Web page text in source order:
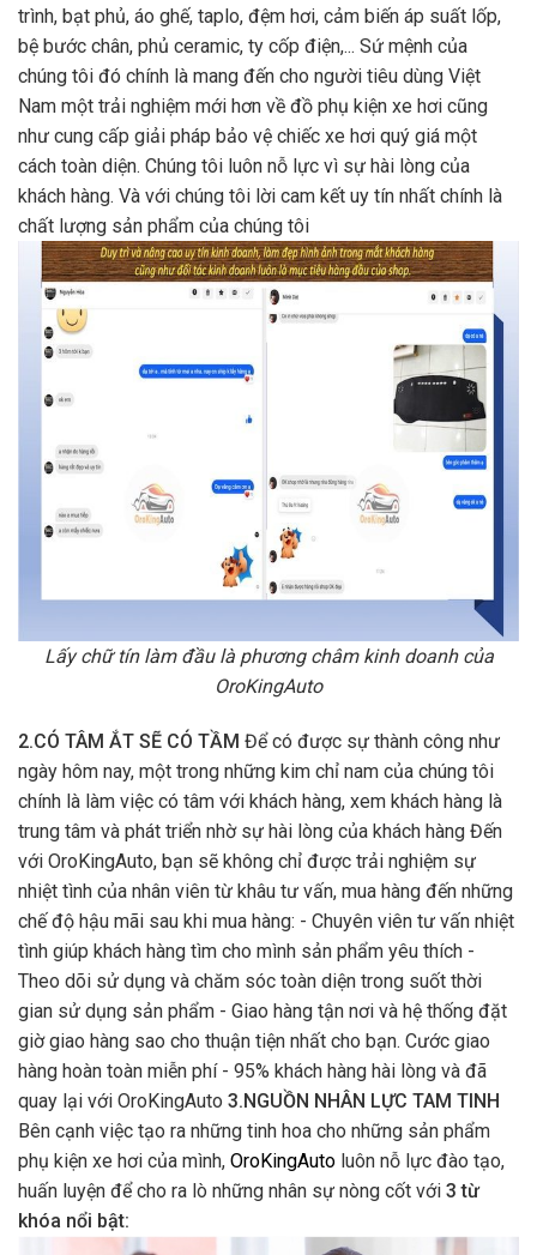
trình, bạt phủ, áo ghế, taplo, đệm hơi, cảm biến áp suất lốp,
bệ bước chân, phủ ceramic, ty cốp điện,... Sứ mệnh của
chúng tôi đó chính là mang đến cho người tiêu dùng Việt
Nam một trải nghiệm mới hơn về đồ phụ kiện xe hơi cũng
như cung cấp giải pháp bảo vệ chiếc xe hơi quý giá một
cách toàn diện. Chúng tôi luôn nỗ lực vì sự hài lòng của
khách hàng. Và với chúng tôi lời cam kết uy tín nhất chính là
chất lượng sản phẩm của chúng tôi
Lấy chữ tín làm đầu là phương châm kinh doanh của
OroKingAuto
2.CÓ TÂM ẮT SẼ CÓ TẦM Để có được sự thành công như
ngày hôm nay, một trong những kim chỉ nam của chúng tôi
chính là làm việc có tâm với khách hàng, xem khách hàng là
trung tâm và phát triển nhờ sự hài lòng của khách hàng Đến
với OroKingAuto, bạn sẽ không chỉ được trải nghiệm sự
nhiệt tình của nhân viên từ khâu tư vấn, mua hàng đến những
chế độ hậu mãi sau khi mua hàng: - Chuyên viên tư vấn nhiệt
tình giúp khách hàng tìm cho mình sản phẩm yêu thích -
Theo dõi sử dụng và chăm sóc toàn diện trong suốt thời
gian sử dụng sản phẩm - Giao hàng tận nơi và hệ thống đặt
giờ giao hàng sao cho thuận tiện nhất cho bạn. Cước giao
hàng hoàn toàn miễn phí - 95% khách hàng hài lòng và đã
quay lại với OroKingAuto 3.NGUỒN NHÂN LỰC TAM TINH
Bên cạnh việc tạo ra những tinh hoa cho những sản phẩm
phụ kiện xe hơi của mình, OroKingAuto luôn nỗ lực đào tạo,
huấn luyện để cho ra lò những nhân sự nòng cốt với 3 từ
khóa nổi bật: